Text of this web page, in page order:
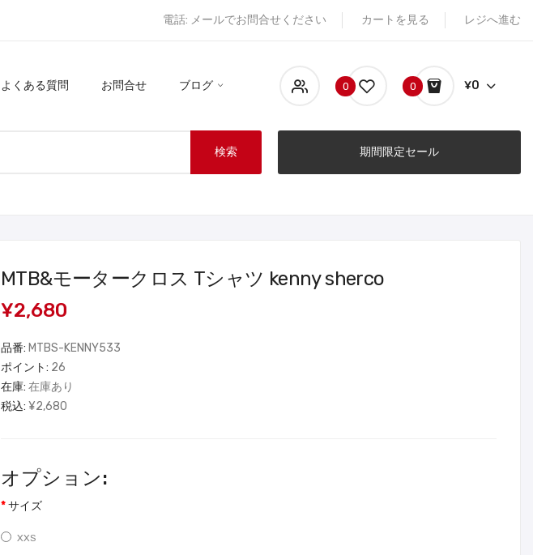
電話: メールでお問合せください カートを見る レジへ進む
よくある質問 お問合せ ブログ 0 0 ¥0
検索 期間限定セール
MTB&モータークロス Tシャツ kenny sherco
¥2,680
品番: MTBS-KENNY533
ポイント: 26
在庫: 在庫あり
税込: ¥2,680
オプション:
サイズ
XXS